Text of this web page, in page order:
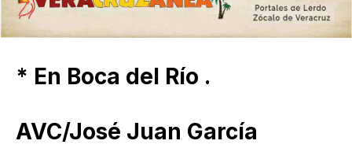
* En Boca del Río .
AVC/José Juan García